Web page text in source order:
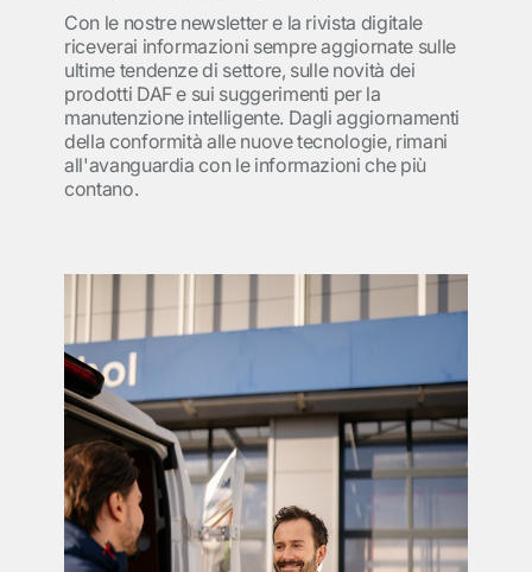
Con le nostre newsletter e la rivista digitale
riceverai informazioni sempre aggiornate sulle
ultime tendenze di settore, sulle novità dei
prodotti DAF e sui suggerimenti per la
manutenzione intelligente. Dagli aggiornamenti
della conformità alle nuove tecnologie, rimani
all'avanguardia con le informazioni che più
contano.